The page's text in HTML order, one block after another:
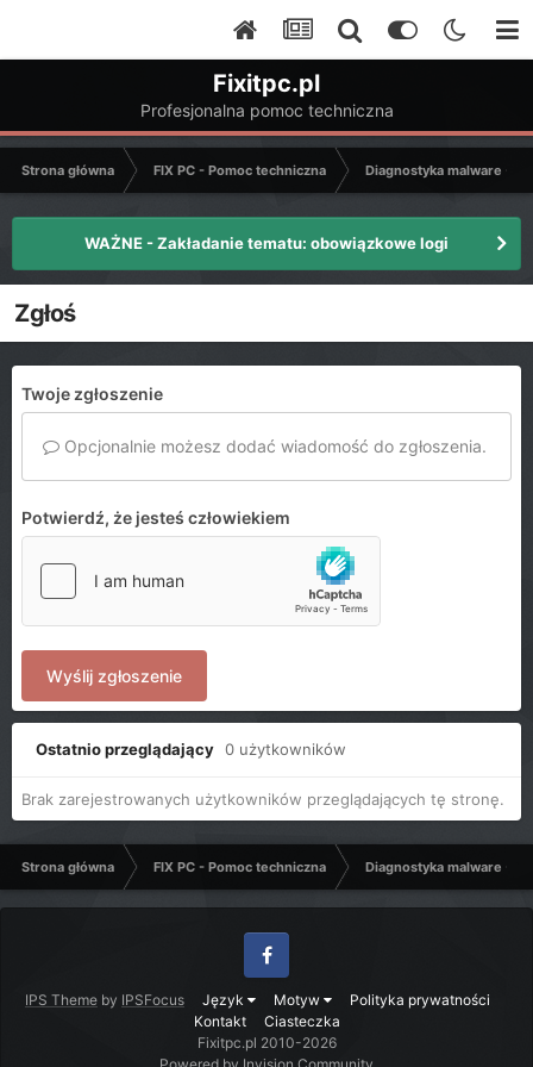
Fixitpc.pl
Profesjonalna pomoc techniczna
Strona główna FIX PC - Pomoc techniczna Diagnostyka malware -
WAŻNE - Zakładanie tematu: obowiązkowe logi
Zgłoś
Twoje zgłoszenie
Opcjonalnie możesz dodać wiadomość do zgłoszenia.
Potwierdź, że jesteś człowiekiem
Wyślij zgłoszenie
Ostatnio przeglądający 0 użytkowników
Brak zarejestrowanych użytkowników przeglądających tę stronę.
Strona główna FIX PC - Pomoc techniczna Diagnostyka malware -
IPS Theme by IPSFocus Język Motyw
Polityka prywatności
Kontakt
Ciasteczka
Facebook
Fixitpc.pl 2010-2026